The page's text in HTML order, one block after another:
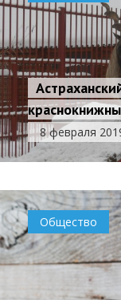
8 февраля
Общество